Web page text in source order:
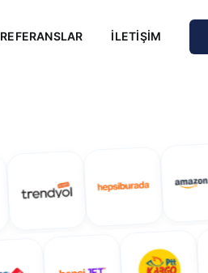
REFERANSLAR İLETİŞİM